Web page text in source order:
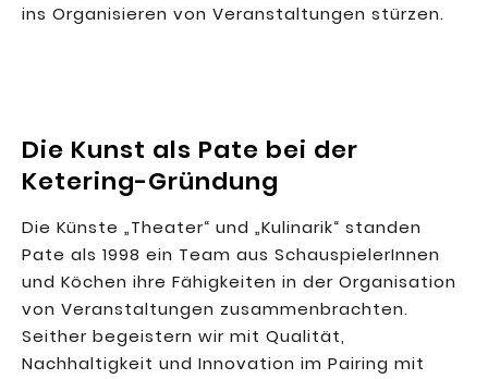
ins Organisieren von Veranstaltungen stürzen.
Die Kunst als Pate bei der
Ketering-Gründung
Die Künste „Theater“ und „Kulinarik“ standen
Pate als 1998 ein Team aus SchauspielerInnen
und Köchen ihre Fähigkeiten in der Organisation
von Veranstaltungen zusammenbrachten.
Seither begeistern wir mit Qualität,
Nachhaltigkeit und Innovation im Pairing mit